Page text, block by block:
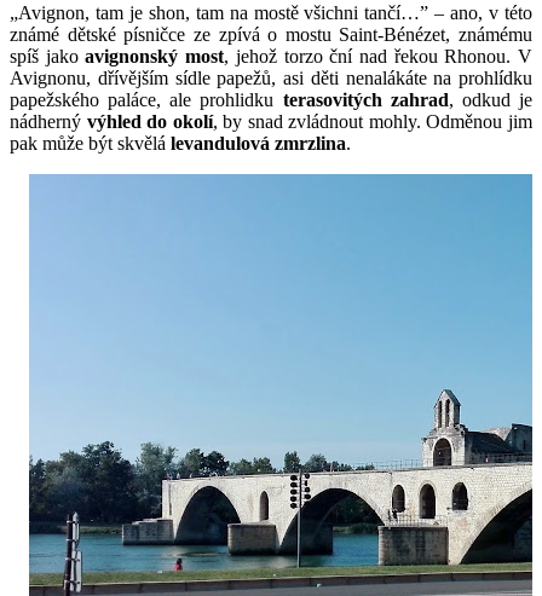
„Avignon, tam je shon, tam na mostě všichni tančí…” – ano, v této
známé dětské písničce ze zpívá o mostu Saint-Bénézet, známému
spíš jako avignonský most, jehož torzo ční nad řekou Rhonou. V
Avignonu, dřívějším sídle papežů, asi děti nenalákáte na prohlídku
papežského paláce, ale prohlidku terasovitých zahrad, odkud je
nádherný výhled do okolí, by snad zvládnout mohly. Odměnou jim
pak může být skvělá levandulová zmrzlina.